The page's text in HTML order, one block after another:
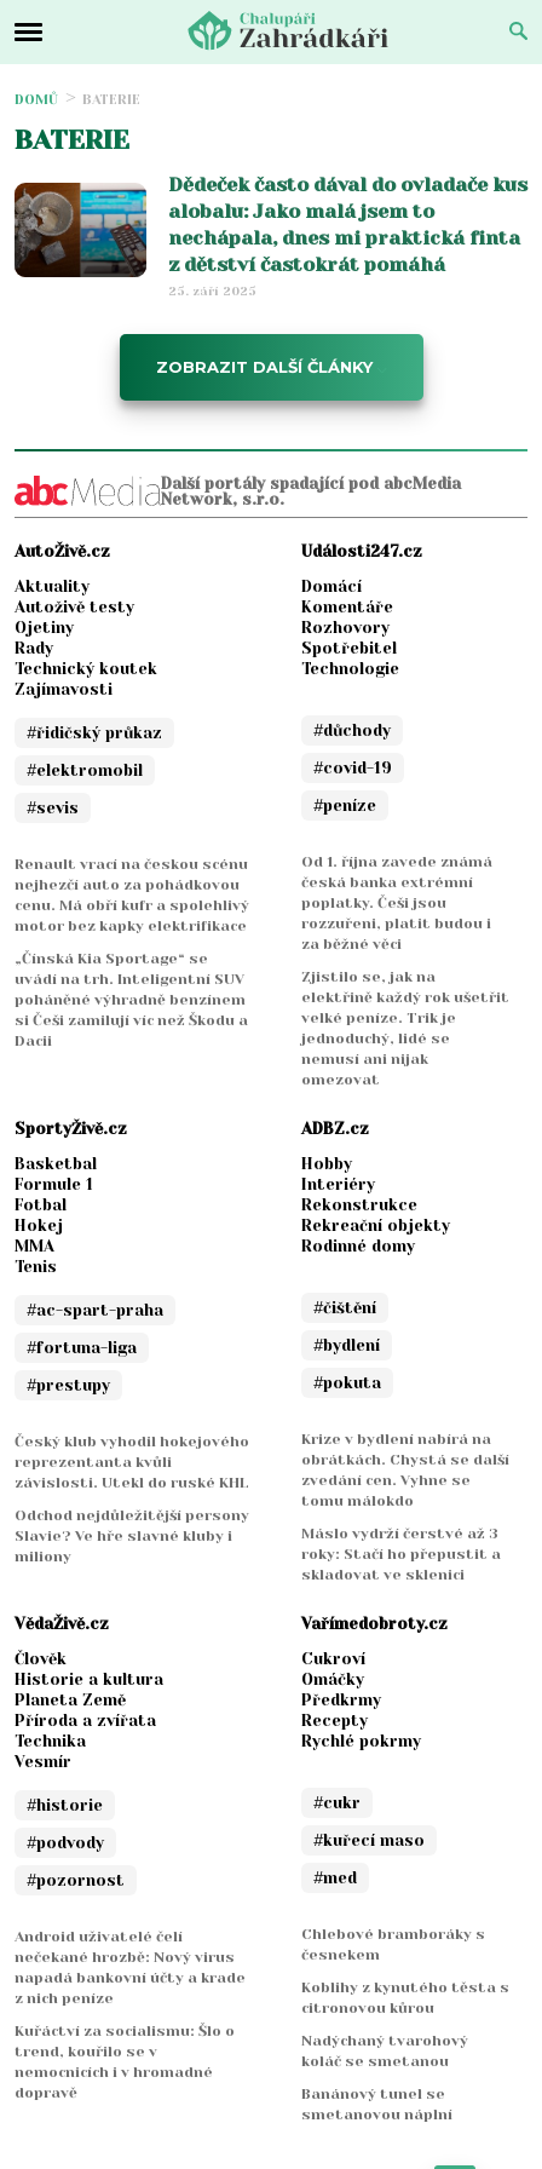
DOMŮ BATERIE
BATERIE
Dědeček často dával do ovladače kus
alobalu: Jako malá jsem to
nechápala, dnes mi praktická finta
z dětství častokrát pomáhá
25. září 2025
ZOBRAZIT DALŠÍ ČLÁNKY
Další portály spadající pod abcMedia
Network, s.r.o.
AutoŽivě.cz
Aktuality
Autoživě testy
Ojetiny
Rady
Technický koutek
Zajímavosti
#řidičský průkaz
#elektromobil
#sevis
Renault vrací na českou scénu
nejhezčí auto za pohádkovou
cenu. Má obří kufr a spolehlivý
motor bez kapky elektrifikace
„Čínská Kia Sportage“ se
uvádí na trh. Inteligentní SUV
poháněné výhradně benzínem
si Češi zamilují víc než Škodu a
Dacii
Události247.cz
Domácí
Komentáře
Rozhovory
Spotřebitel
Technologie
#důchody
#covid-19
#peníze
Od 1. října zavede známá
česká banka extrémní
poplatky. Češi jsou
rozzuřeni, platit budou i
za běžné věci
Zjistilo se, jak na
elektřině každý rok ušetřit
velké peníze. Trik je
jednoduchý, lidé se
nemusí ani nijak
omezovat
SportyŽivě.cz
Basketbal
Formule 1
Fotbal
Hokej
MMA
Tenis
#ac-spart-praha
#fortuna-liga
#prestupy
Český klub vyhodil hokejového
reprezentanta kvůli
závislosti. Utekl do ruské KHL
Odchod nejdůležitější persony
Slavie? Ve hře slavné kluby i
miliony
ADBZ.cz
Hobby
Interiéry
Rekonstrukce
Rekreační objekty
Rodinné domy
#čištění
#bydlení
#pokuta
Krize v bydlení nabírá na
obrátkách. Chystá se další
zvedání cen. Vyhne se
tomu málokdo
Máslo vydrží čerstvé až 3
roky: Stačí ho přepustit a
skladovat ve sklenici
VědaŽivě.cz
Člověk
Historie a kultura
Planeta Země
Příroda a zvířata
Technika
Vesmír
#historie
#podvody
#pozornost
Android uživatelé čelí
nečekané hrozbě: Nový virus
napadá bankovní účty a krade
z nich peníze
Kuřáctví za socialismu: Šlo o
trend, kouřilo se v
nemocnicích i v hromadné
dopravě
Vařímedobroty.cz
Cukroví
Omáčky
Předkrmy
Recepty
Rychlé pokrmy
#cukr
#kuřecí maso
#med
Chlebové bramboráky s
česnekem
Koblihy z kynutého těsta s
citronovou kůrou
Nadýchaný tvarohový
koláč se smetanou
Banánový tunel se
smetanovou náplní